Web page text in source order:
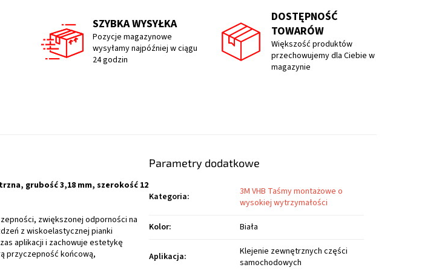
SZYBKA WYSYŁKA
Pozycje magazynowe
wysyłamy najpóźniej w ciągu
24 godzin
DOSTĘPNOŚĆ
TOWARÓW
Większość produktów
przechowujemy dla Ciebie w
magazynie
grubość 3,18 mm, szerokość 12
zwiększonej odporności na
z wiskoelastycznej pianki
aplikacji i zachowuje estetykę
przyczepność końcową,
Parametry dodatkowe
Kategoria:
3M VHB Taśmy montażowe o
wysokiej wytrzymałości
Kolor: Biała
Aplikacja:
Klejenie zewnętrznych części
samochodowych